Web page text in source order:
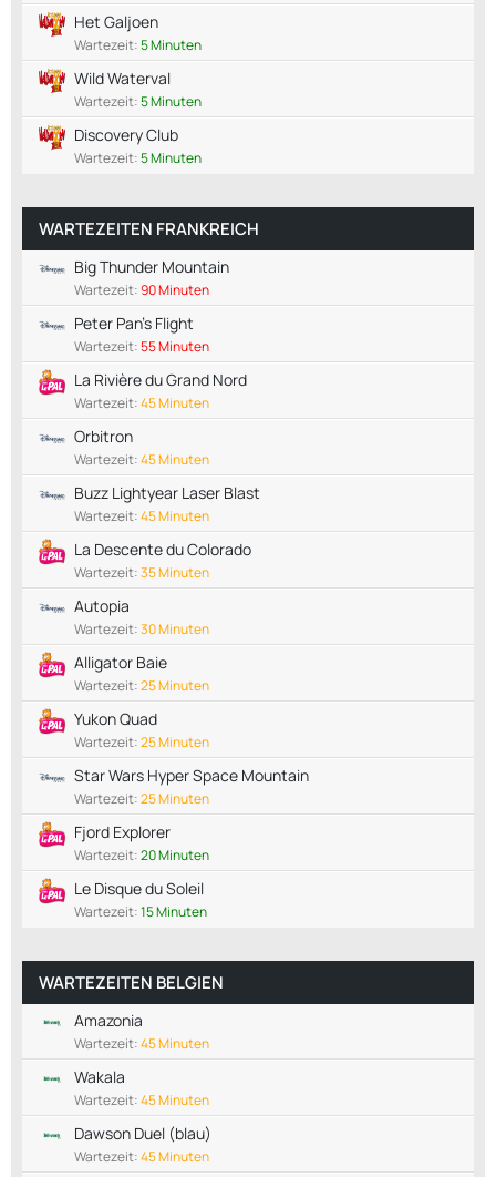
Het Galjoen
Wartezeit:5 Minuten
Wild Waterval
Wartezeit:5 Minuten
Discovery Club
Wartezeit:5 Minuten
WARTEZEITEN FRANKREICH
Big Thunder Mountain
Wartezeit:90 Minuten
Peter Pan's Flight
Wartezeit:55 Minuten
La Rivière du Grand Nord
Wartezeit:45 Minuten
Orbitron
Wartezeit:45 Minuten
Buzz Lightyear Laser Blast
Wartezeit:45 Minuten
La Descente du Colorado
Wartezeit:35 Minuten
Autopia
Wartezeit:30 Minuten
Alligator Baie
Wartezeit:25 Minuten
Yukon Quad
Wartezeit:25 Minuten
Star Wars Hyper Space Mountain
Wartezeit:25 Minuten
Fjord Explorer
Wartezeit:20 Minuten
Le Disque du Soleil
Wartezeit:15 Minuten
WARTEZEITEN BELGIEN
Amazonia
Wartezeit:45 Minuten
Wakala
Wartezeit:45 Minuten
Dawson Duel (blau)
Wartezeit:45 Minuten